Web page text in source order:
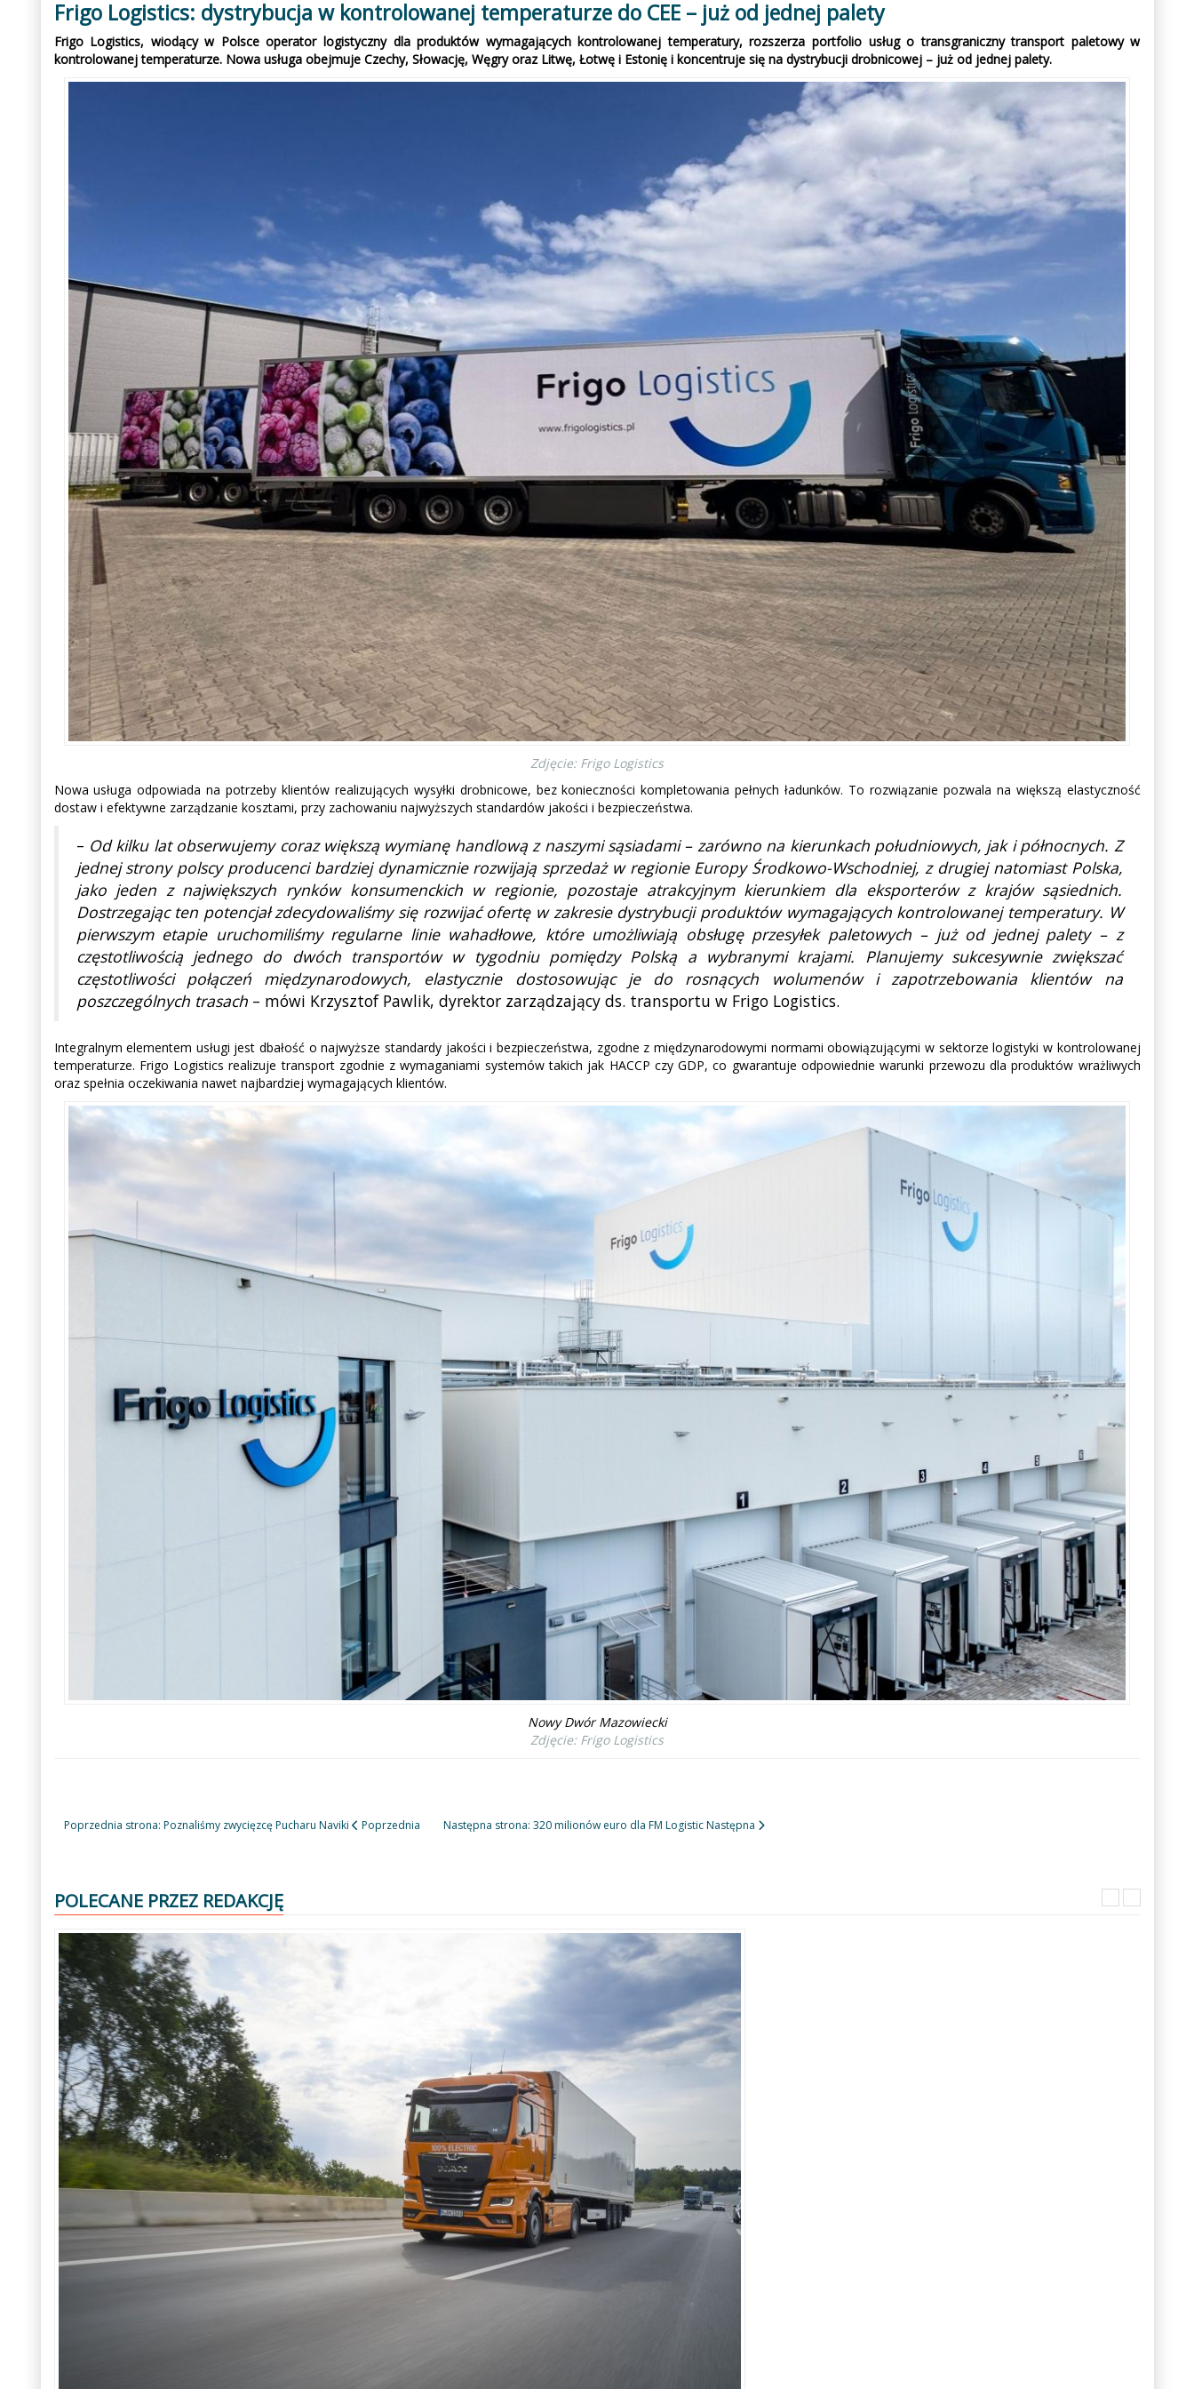
Frigo Logistics: dystrybucja w kontrolowanej temperaturze do CEE – już od jednej palety
Frigo Logistics, wiodący w Polsce operator logistyczny dla produktów wymagających kontrolowanej temperatury, rozszerza portfolio usług o transgraniczny transport paletowy w
kontrolowanej temperaturze. Nowa usługa obejmuje Czechy, Słowację, Węgry oraz Litwę, Łotwę i Estonię i koncentruje się na dystrybucji drobnicowej – już od jednej palety.
Zdjęcie: Frigo Logistics
Nowa usługa odpowiada na potrzeby klientów realizujących wysyłki drobnicowe, bez konieczności kompletowania pełnych ładunków. To rozwiązanie pozwala na większą elastyczność
dostaw i efektywne zarządzanie kosztami, przy zachowaniu najwyższych standardów jakości i bezpieczeństwa.
– Od kilku lat obserwujemy coraz większą wymianę handlową z naszymi sąsiadami – zarówno na kierunkach południowych, jak i północnych. Z
jednej strony polscy producenci bardziej dynamicznie rozwijają sprzedaż w regionie Europy Środkowo-Wschodniej, z drugiej natomiast Polska,
jako jeden z największych rynków konsumenckich w regionie, pozostaje atrakcyjnym kierunkiem dla eksporterów z krajów sąsiednich.
Dostrzegając ten potencjał zdecydowaliśmy się rozwijać ofertę w zakresie dystrybucji produktów wymagających kontrolowanej temperatury. W
pierwszym etapie uruchomiliśmy regularne linie wahadłowe, które umożliwiają obsługę przesyłek paletowych – już od jednej palety – z
częstotliwością jednego do dwóch transportów w tygodniu pomiędzy Polską a wybranymi krajami. Planujemy sukcesywnie zwiększać
częstotliwości połączeń międzynarodowych, elastycznie dostosowując je do rosnących wolumenów i zapotrzebowania klientów na
poszczególnych trasach– mówi Krzysztof Pawlik, dyrektor zarządzający ds. transportu w Frigo Logistics.
Integralnym elementem usługi jest dbałość o najwyższe standardy jakości i bezpieczeństwa, zgodne z międzynarodowymi normami obowiązującymi w sektorze logistyki w kontrolowanej
temperaturze. Frigo Logistics realizuje transport zgodnie z wymaganiami systemów takich jak HACCP czy GDP, co gwarantuje odpowiednie warunki przewozu dla produktów wrażliwych
oraz spełnia oczekiwania nawet najbardziej wymagających klientów.
Nowy Dwór Mazowiecki
Zdjęcie: Frigo Logistics
Poprzednia strona: Poznaliśmy zwycięzcę Pucharu Naviki Poprzednia Następna strona: 320 milionów euro dla FM LogisticNastępna
POLECANE PRZEZ REDAKCJĘ
Poprzedni
Następny